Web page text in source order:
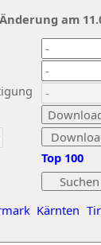
Kärnten
Top 100
am